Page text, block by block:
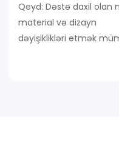
Qeyd: Dəstə daxil olan
material və dizayn
dəyişiklikləri etmək